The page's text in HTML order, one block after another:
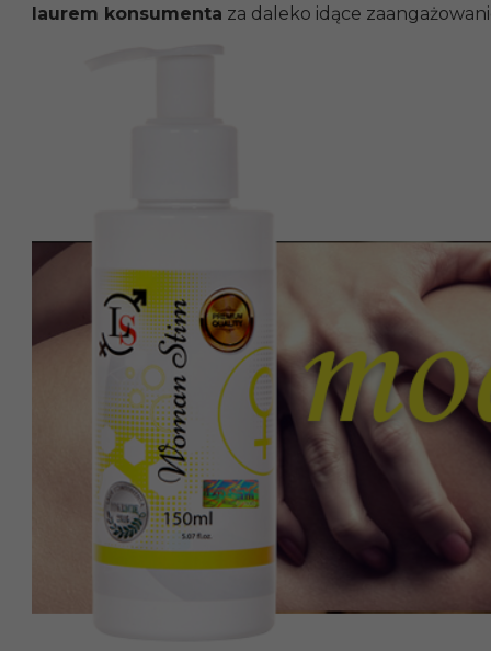
laurem konsumenta za daleko idące